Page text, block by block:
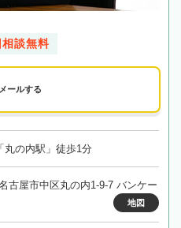
相談無料
メールする
丸の内駅」徒歩1分
古屋市中区丸の内1-9-7 バンケー
地図